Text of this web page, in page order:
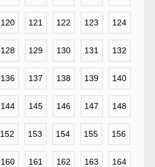
120 121 122 123 124
128 129 130 131 132
136 137 138 139 140
144 145 146 147 148
152 153 154 155 156
160 161 162 163 164